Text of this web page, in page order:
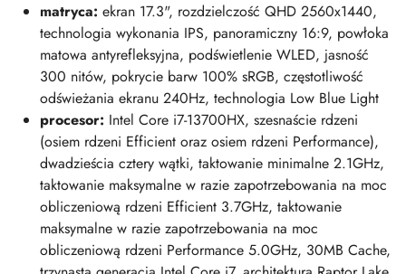
matryca: ekran 17.3", rozdzielczość QHD 2560x1440,
technologia wykonania IPS, panoramiczny 16:9, powłoka
matowa antyrefleksyjna, podświetlenie WLED, jasność
300 nitów, pokrycie barw 100% sRGB, częstotliwość
odświeżania ekranu 240Hz, technologia Low Blue Light
procesor: Intel Core i7-13700HX, szesnaście rdzeni
(osiem rdzeni Efficient oraz osiem rdzeni Performance),
dwadzieścia cztery wątki, taktowanie minimalne 2.1GHz,
taktowanie maksymalne w razie zapotrzebowania na moc
obliczeniową rdzeni Efficient 3.7GHz, taktowanie
maksymalne w razie zapotrzebowania na moc
obliczeniową rdzeni Performance 5.0GHz, 30MB Cache,